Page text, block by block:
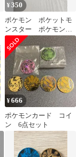
¥350
ポケモン ポケットモ
ンスター ポケモンコ
イン コインゲーム
コイン
¥666
ポケモンカード コイ
ン 6点セット